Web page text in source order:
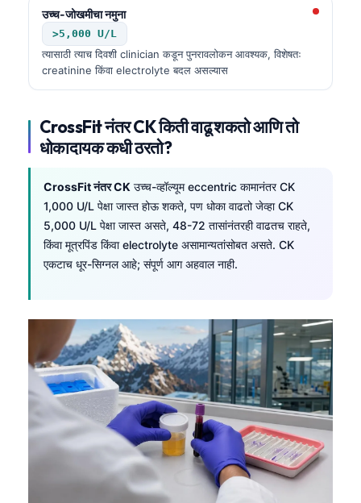
उच्च-जोखमीचा नमुना
>5,000 U/L
त्यासाठी त्याच दिवशी clinician कडून पुनरावलोकन आवश्यक, विशेषतः
creatinine किंवा electrolyte बदल असल्यास
CrossFit नंतर CK किती वाढू शकतो आणि तो
धोकादायक कधी ठरतो?
CrossFit नंतर CK उच्च-व्हॉल्यूम eccentric कामानंतर CK
1,000 U/L पेक्षा जास्त होऊ शकते, पण धोका वाढतो जेव्हा CK
5,000 U/L पेक्षा जास्त असते, 48-72 तासांनंतरही वाढतच राहते,
किंवा मूत्रपिंड किंवा electrolyte असामान्यतांसोबत असते. CK
एकटाच धूर-सिग्नल आहे; संपूर्ण आग अहवाल नाही.